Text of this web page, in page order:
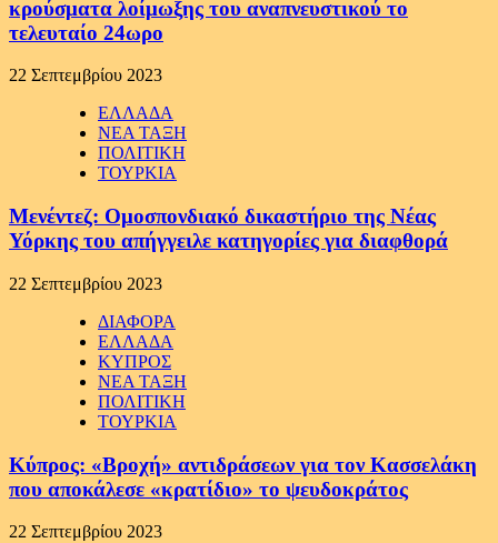
κρούσματα λοίμωξης του αναπνευστικού το
τελευταίο 24ωρο
22 Σεπτεμβρίου 2023
ΕΛΛΑΔΑ
ΝΕΑ ΤΑΞΗ
ΠΟΛΙΤΙΚΗ
ΤΟΥΡΚΙΑ
Μενέντεζ: Ομοσπονδιακό δικαστήριο της Νέας
Υόρκης του απήγγειλε κατηγορίες για διαφθορά
22 Σεπτεμβρίου 2023
ΔΙΑΦΟΡΑ
ΕΛΛΑΔΑ
ΚΥΠΡΟΣ
ΝΕΑ ΤΑΞΗ
ΠΟΛΙΤΙΚΗ
ΤΟΥΡΚΙΑ
Κύπρος: «Βροχή» αντιδράσεων για τον Κασσελάκη
που αποκάλεσε «κρατίδιο» το ψευδοκράτος
22 Σεπτεμβρίου 2023